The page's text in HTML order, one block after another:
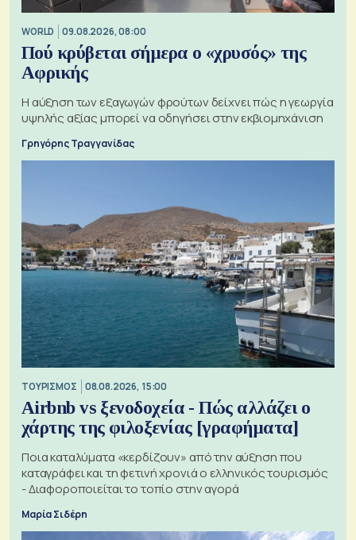
WORLD 09.08.2026, 08:00
Πού κρύβεται σήμερα ο «χρυσός» της
Αφρικής
Η αύξηση των εξαγωγών φρούτων δείχνει πώς η γεωργία
υψηλής αξίας μπορεί να οδηγήσει στην εκβιομηχάνιση
Γρηγόρης Τραγγανίδας
ΤΟΥΡΙΣΜΟΣ 08.08.2026, 15:00
Airbnb vs ξενοδοχεία - Πώς αλλάζει ο
χάρτης της φιλοξενίας [γραφήματα]
Ποια καταλύματα «κερδίζουν» από την αύξηση που
καταγράφει και τη φετινή χρονιά ο ελληνικός τουρισμός
- Διαφοροποιείται το τοπίο στην αγορά
Μαρία Σιδέρη